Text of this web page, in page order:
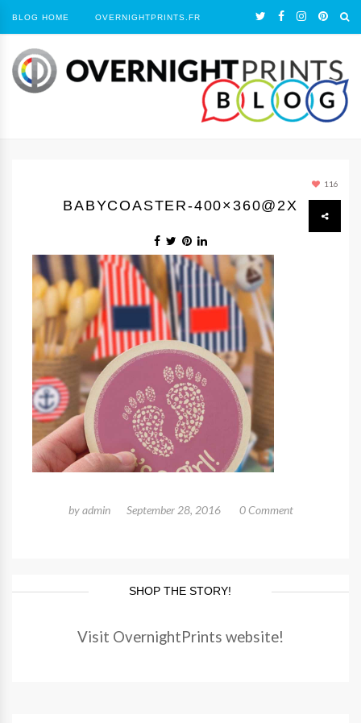
BLOG HOME OVERNIGHTPRINTS.FR
116
BABYCOASTER-400×360@2X
byadmin September 28, 2016 0 Comment
SHOP THE STORY!
Visit OvernightPrints website!